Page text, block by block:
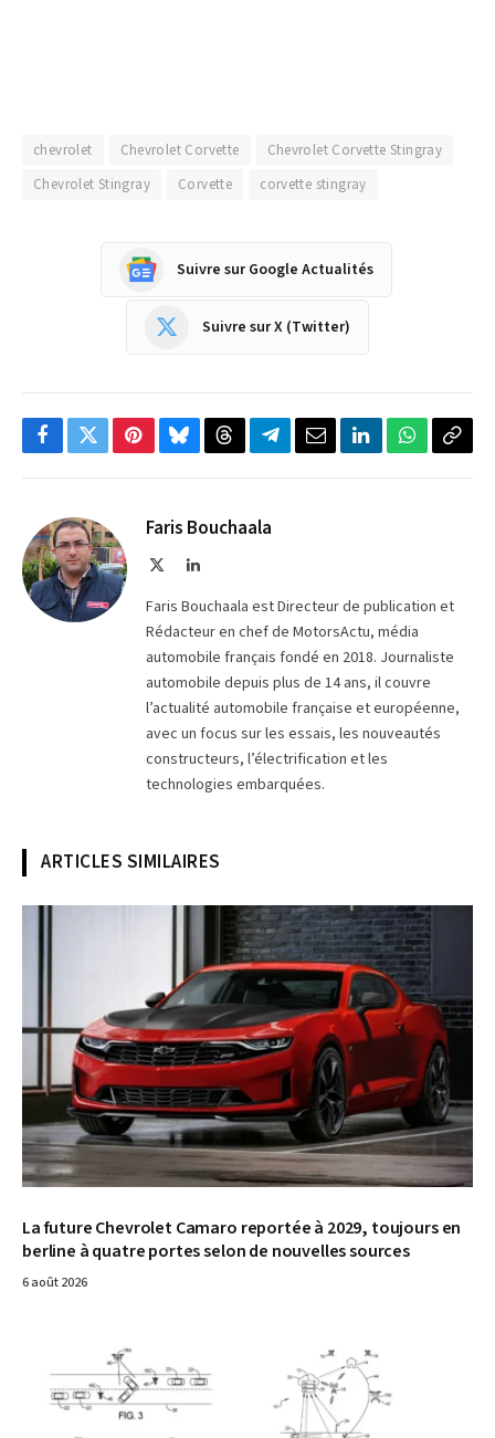
chevrolet Chevrolet Corvette
Chevrolet Corvette Stingray
Chevrolet Stingray
Corvette corvette stingray
Suivre sur Google Actualités
Suivre sur X (Twitter)
Facebook
TwitterPinterestBlueskyThreadsPartager
Telegram
EmailLinkedInWhatsApp
Faris Bouchaala
LinkedIn
Faris Bouchaala est Directeur de publication et
Rédacteur en chef de MotorsActu, média
automobile français fondé en 2018. Journaliste
automobile depuis plus de 14 ans, il couvre
l’actualité automobile française et européenne,
avec un focus sur les essais, les nouveautés
constructeurs, l’électrification et les
technologies embarquées.
ARTICLES SIMILAIRES
La future Chevrolet Camaro reportée à 2029, toujours en
berline à quatre portes selon de nouvelles sources
6 août 2026